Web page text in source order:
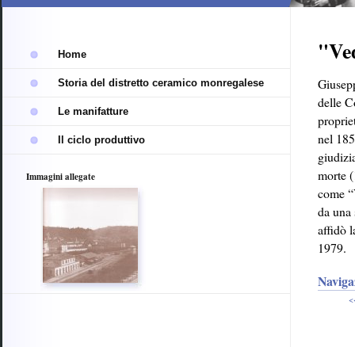
trasparente
Home
Storia del distretto ceramico monregalese
Le manifatture
Il ciclo produttivo
Immagini allegate
delle
nel
morte
come
da
affidò
1979.